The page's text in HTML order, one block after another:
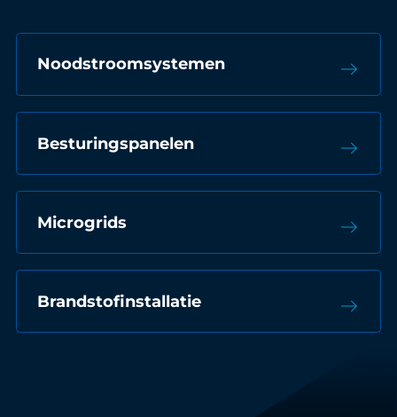
Noodstroomsystemen east
Besturingspanelen east
Microgrids east
Brandstofinstallatie east